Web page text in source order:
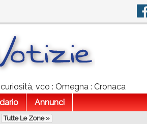
vco : Omegna : Cronaca
Annunci
Tutte Le Zone »